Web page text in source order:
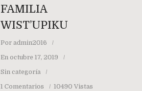
FAMILIA
WIST’UPIKU
Por admin2016
En octubre 17, 2019
Sin categoría
1 Comentarios 10490 Vistas